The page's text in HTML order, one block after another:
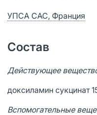
УПСА САС, Франция
Состав
Действующее
доксиламин сукцинат
Вспомогательные